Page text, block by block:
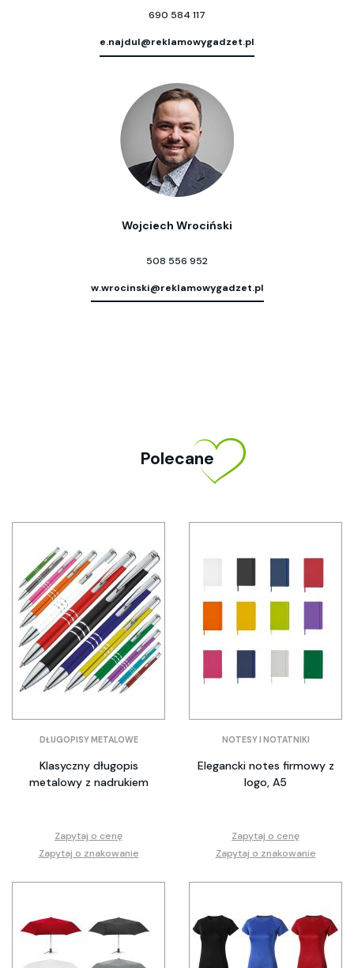
690 584 117
e.najdul@reklamowygadzet.pl
Wojciech Wrociński
508 556 952
w.wrocinski@reklamowygadzet.pl
Polecane
DŁUGOPISY METALOWE
Klasyczny długopis
metalowy z nadrukiem
Zapytaj o cenę
Zapytaj o znakowanie
NOTESY I NOTATNIKI
Elegancki notes firmowy z
logo, A5
Zapytaj o cenę
Zapytaj o znakowanie